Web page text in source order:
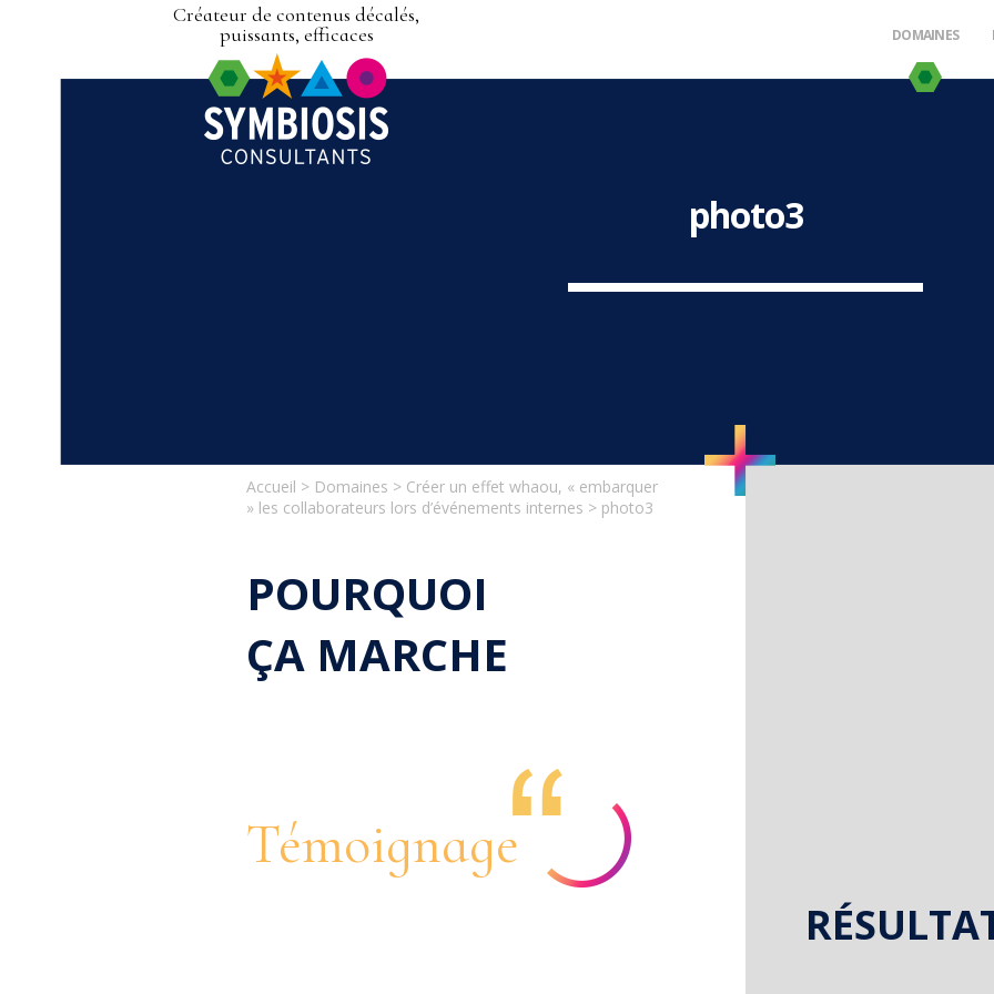
Créateur de contenus décalés,
puissants, efficaces
DOMAINES
photo3
Accueil > Domaines > Créer un effet whaou, « embarquer
» les collaborateurs lors d’événements internes > photo3
POURQUOI
ÇA MARCHE
Témoignage